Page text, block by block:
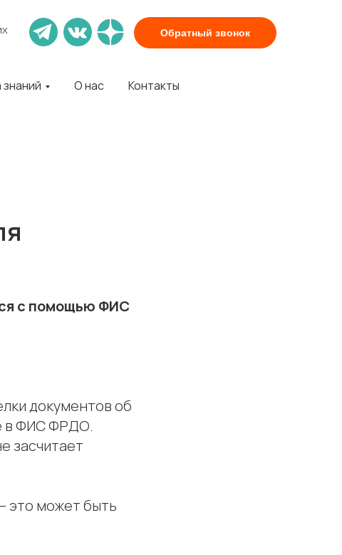
Обратный звонок
знаний О нас Контакты
с помощью ФИС
документов об
в ФИС ФРДО.
засчитает
это может быть